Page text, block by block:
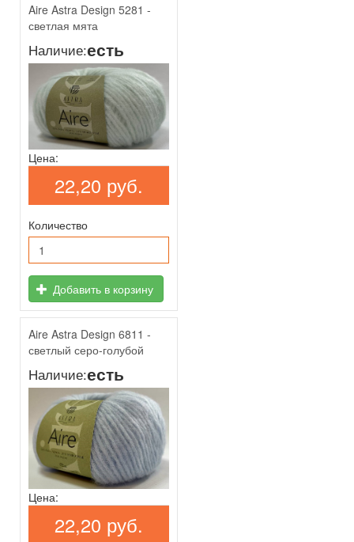
Aire Astra Design 5281 -
светлая мята
Наличие:есть
Цена:
22,20 руб.
Количество
Добавить в корзину
Aire Astra Design 6811 -
светлый серо-голубой
Наличие:есть
Цена:
22,20 руб.